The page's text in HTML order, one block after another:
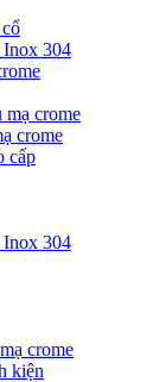
Inox 304
mạ crome
crome
cấp
Inox 304
crome
kiện